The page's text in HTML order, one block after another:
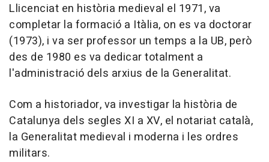
Llicenciat en història medieval el 1971, va
completar la formació a Itàlia, on es va doctorar
(1973), i va ser professor un temps a la UB, però
des de 1980 es va dedicar totalment a
l'administració dels arxius de la Generalitat.
Com a historiador, va investigar la història de
Catalunya dels segles XI a XV, el notariat català,
la Generalitat medieval i moderna i les ordres
militars.